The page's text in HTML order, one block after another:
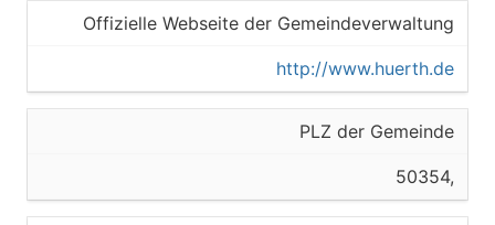
Offizielle Webseite der Gemeindeverwaltung
http://www.huerth.de
PLZ der Gemeinde
50354,